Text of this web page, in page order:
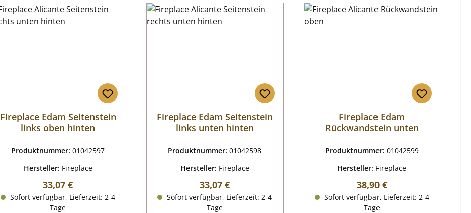
Fireplace Edam Seitenstein
links oben hinten
Produktnummer:01042597
Hersteller: Fireplace
Regulärer Preis:
33,07 €
Sofort verfügbar, Lieferzeit: 2-4
Tage
Fireplace Edam Seitenstein
links unten hinten
Produktnummer:01042598
Hersteller: Fireplace
Regulärer Preis:
33,07 €
Sofort verfügbar, Lieferzeit: 2-4
Tage
Fireplace Edam
Rückwandstein unten
Produktnummer: 01042599
Hersteller: Fireplace
Regulärer Preis:
38,90 €
Sofort verfügbar, Lieferzeit: 2-4
Tage